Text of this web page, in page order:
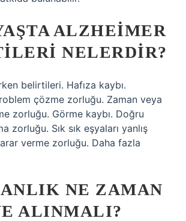
ALZHEIMER
NELERDIR?
belirtileri. Hafıza kaybı.
çözme zorluğu. Zaman veya
zorluğu. Görme kaybı. Doğru
zorluğu. Sık sık eşyaları yanlış
verme zorluğu. Daha fazla
NE ZAMAN
ALINMALI?